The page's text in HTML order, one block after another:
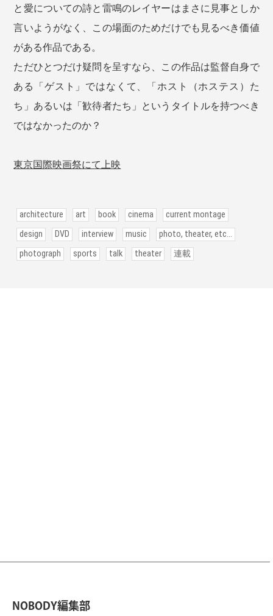
と愛についての詩と雷鳴のレイヤーはまさに見事としか
言いようがなく、この場面のためだけでも見るべき価値
がある作品である。
ただひとつだけ疑問を呈すなら、この作品は監督自身で
ある「ゲスト」ではなくて、「ホスト（ホステス）た
ち」あるいは「歓待者たち」というタイトルを持つべき
ではなかったのか？
東京国際映画祭にて上映
architecture art book cinema
current montage
design
DVD interview music
photo, theater, etc...
photograph
sports talk theater 連載
NOBODY編集部